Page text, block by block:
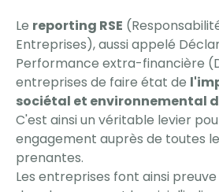
Le reporting RSE
Entreprises), aussi appelé
Performance extra-financière
entreprises de faire état de
sociétal et environnemental
C'est ainsi un véritable levier
engagement auprès de toutes
prenantes.
Les entreprises font ainsi